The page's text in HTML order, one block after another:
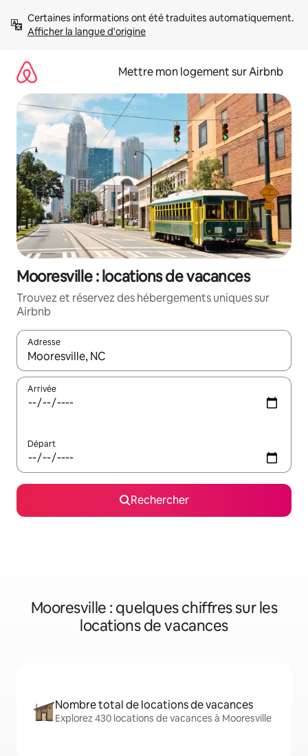
directement
Afficher la langue d'origine
Mettre mon logement sur Airbnb
Mooresville : locations de vacances
Trouvez et réservez des hébergements uniques sur
Airbnb
Adresse
Lorsque les résultats s'affichent, utilisez les flèches vers le
Arrivée
Départ
Rechercher
Mooresville : quelques chiffres sur les
locations de vacances
Nombre total de locations de vacances
Explorez 430 locations de vacances à Mooresville